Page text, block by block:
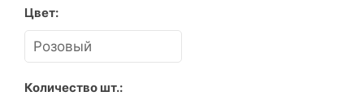
Цвет:
Количество шт.: